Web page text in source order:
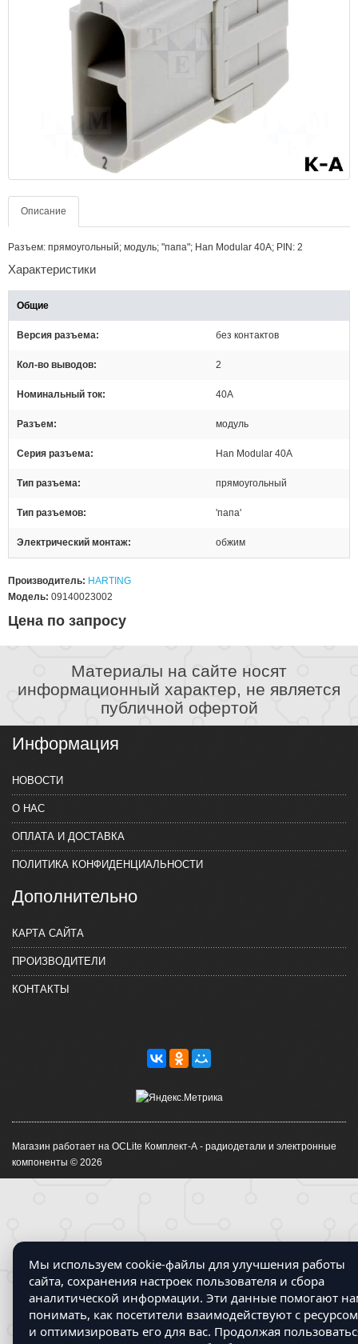
Описание
Разъем: прямоугольный; модуль; "папа"; Han Modular 40A; PIN: 2
Характеристики
Общие
Версия разъема без контактов
Кол-во выводов 2
Номинальный ток 40А
Разъем модуль
Серия разъема Han Modular 40A
Тип разъема прямоугольный
Тип разъемов 'папа'
Электрический монтаж обжим
Производитель: HARTING
Модель: 09140023002
Цена по запросу
Материалы на сайте носят
информационный характер, не является
публичной офертой
Информация
НОВОСТИ
О НАС
ОПЛАТА И ДОСТАВКА
ПОЛИТИКА КОНФИДЕНЦИАЛЬНОСТИ
Дополнительно
КАРТА САЙТА
ПРОИЗВОДИТЕЛИ
КОНТАКТЫ
Магазин работает на OCLite Комплект-А - радиодетали и электронные
компоненты © 2026
Мы используем cookie-файлы для улучшения работы
сайта, сохранения настроек пользователя и сбора
аналитической информации. Эти данные помогают
понимать, как посетители взаимодействуют с
и оптимизировать его для вас. Продолжая